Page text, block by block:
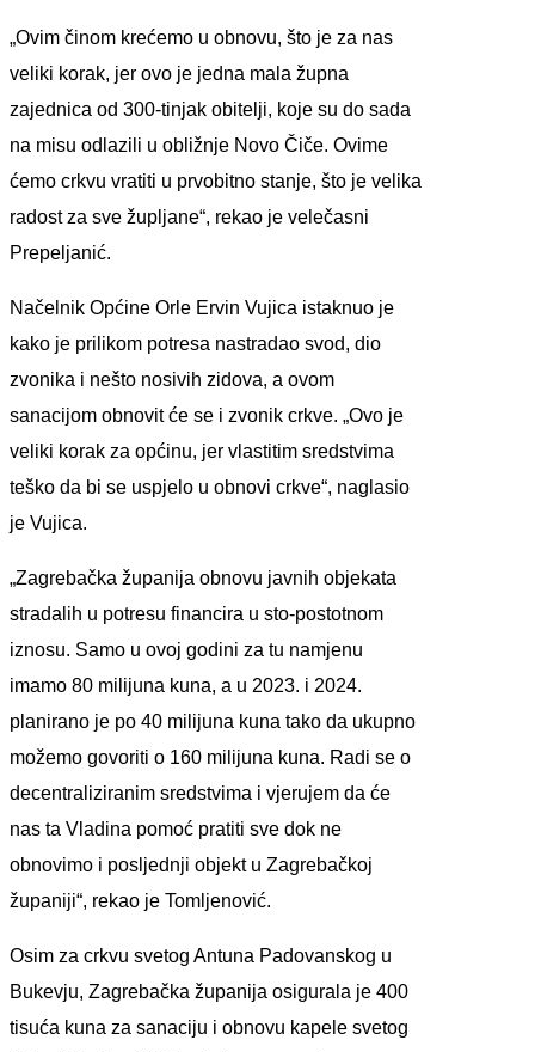
„Ovim činom krećemo u obnovu, što je za nas
veliki korak, jer ovo je jedna mala župna
zajednica od 300-tinjak obitelji, koje su do sada
na misu odlazili u obližnje Novo Čiče. Ovime
ćemo crkvu vratiti u prvobitno stanje, što je velika
radost za sve župljane“, rekao je velečasni
Prepeljanić.
Načelnik Općine Orle Ervin Vujica istaknuo je
kako je prilikom potresa nastradao svod, dio
zvonika i nešto nosivih zidova, a ovom
sanacijom obnovit će se i zvonik crkve. „Ovo je
veliki korak za općinu, jer vlastitim sredstvima
teško da bi se uspjelo u obnovi crkve“, naglasio
je Vujica.
„Zagrebačka županija obnovu javnih objekata
stradalih u potresu financira u sto-postotnom
iznosu. Samo u ovoj godini za tu namjenu
imamo 80 milijuna kuna, a u 2023. i 2024.
planirano je po 40 milijuna kuna tako da ukupno
možemo govoriti o 160 milijuna kuna. Radi se o
decentraliziranim sredstvima i vjerujem da će
nas ta Vladina pomoć pratiti sve dok ne
obnovimo i posljednji objekt u Zagrebačkoj
županiji“, rekao je Tomljenović.
Osim za crkvu svetog Antuna Padovanskog u
Bukevju, Zagrebačka županija osigurala je 400
tisuća kuna za sanaciju i obnovu kapele svetog